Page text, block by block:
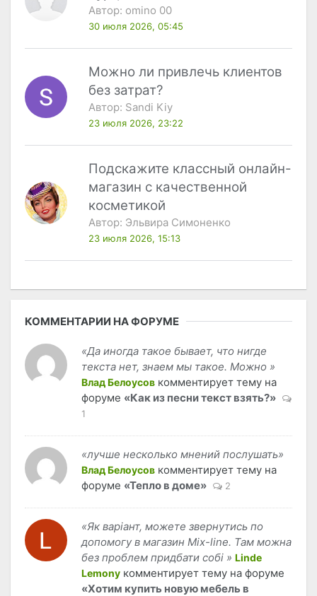
Автор: omino 00
30 июля 2026, 05:45
Можно ли привлечь клиентов
без затрат?
Автор: Sandi Kiy
23 июля 2026, 23:22
Подскажите классный онлайн-
магазин с качественной
косметикой
Автор: Эльвира Симоненко
23 июля 2026, 15:13
КОММЕНТАРИИ НА ФОРУМЕ
«Да иногда такое бывает, что нигде
текста нет, знаем мы такое. Можно »
Влад Белоусов комментирует тему на
форуме «Как из песни текст взять?»
1
«лучше несколько мнений послушать»
Влад Белоусов комментирует тему на
форуме «Тепло в доме» 2
«Як варіант, можете звернутись по
допомогу в магазин Mix-line. Там можна
без проблем придбати собі » Linde
Lemony комментирует тему на форуме
«Хотим купить новую мебель в